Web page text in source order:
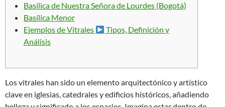
Basílica de Nuestra Señora de Lourdes (Bogotá)
Basílica Menor
Ejemplos de Vitrales
Tipos, Definición y
Análisis
Los vitrales han sido un elemento arquitectónico y artístico
clave en iglesias, catedrales y edificios históricos, añadiendo